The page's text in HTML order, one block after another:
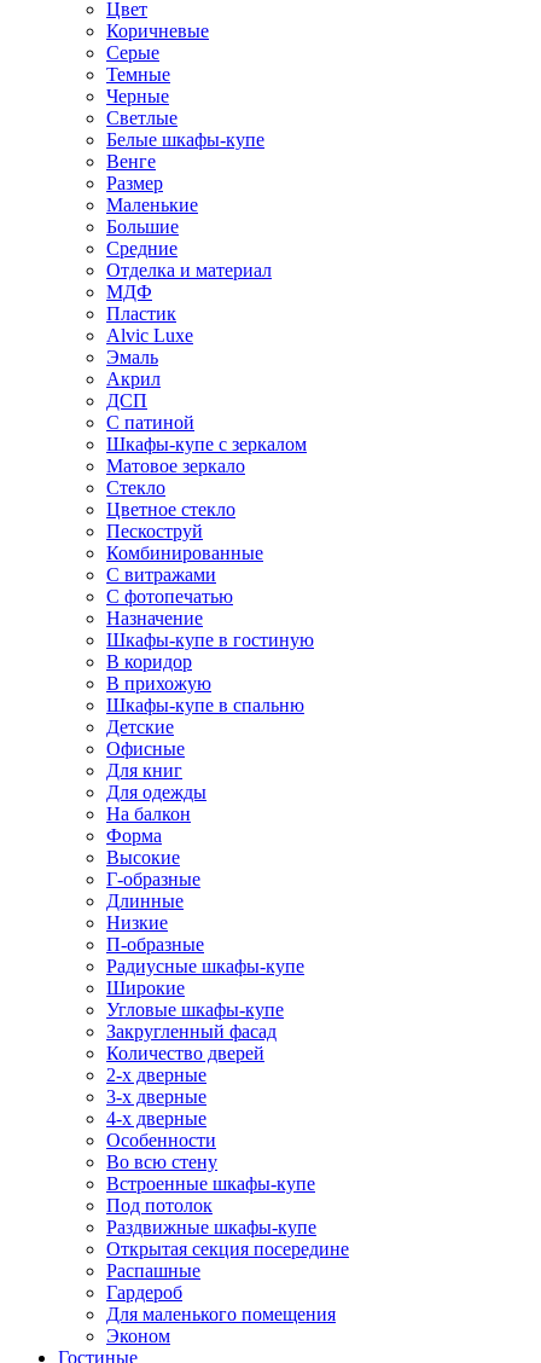
Цвет
Коричневые
Серые
Темные
Черные
Светлые
Белые шкафы-купе
Венге
Размер
Маленькие
Большие
Средние
Отделка и материал
МДФ
Пластик
Alvic Luxe
Эмаль
Акрил
ДСП
С патиной
Шкафы-купе с зеркалом
Матовое зеркало
Стекло
Цветное стекло
Пескоструй
Комбинированные
С витражами
С фотопечатью
Назначение
Шкафы-купе в гостиную
В коридор
В прихожую
Шкафы-купе в спальню
Детские
Офисные
Для книг
Для одежды
На балкон
Форма
Высокие
Г-образные
Длинные
Низкие
П-образные
Радиусные шкафы-купе
Широкие
Угловые шкафы-купе
Закругленный фасад
Количество дверей
2-х дверные
3-х дверные
4-х дверные
Особенности
Во всю стену
Встроенные шкафы-купе
Под потолок
Раздвижные шкафы-купе
Открытая секция посередине
Распашные
Гардероб
Для маленького помещения
Эконом
Гостиные